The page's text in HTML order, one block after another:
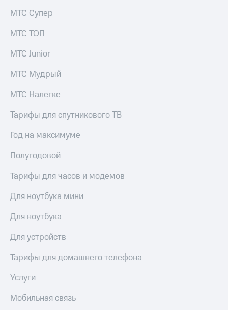
МТС Супер
МТС ТОП
МТС Junior
МТС Мудрый
МТС Налегке
Тарифы для спутникового ТВ
Год на максимуме
Полугодовой
Тарифы для часов и модемов
Для ноутбука мини
Для ноутбука
Для устройств
Тарифы для домашнего телефона
Услуги
Мобильная связь